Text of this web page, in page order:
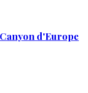
d'Europe